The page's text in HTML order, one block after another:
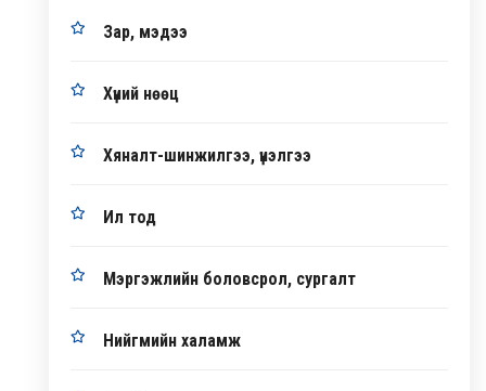
Зар, мэдээ
Хүний нөөц
Хяналт-шинжилгээ, үнэлгээ
Ил тод
Мэргэжлийн боловсрол, сургалт
Нийгмийн халамж